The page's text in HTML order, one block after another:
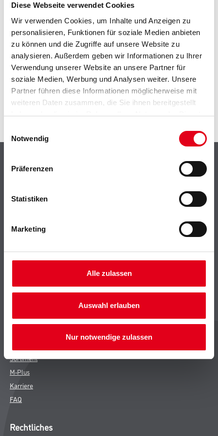
Diese Webseite verwendet Cookies
Wir verwenden Cookies, um Inhalte und Anzeigen zu
personalisieren, Funktionen für soziale Medien anbieten
zu können und die Zugriffe auf unsere Website zu
analysieren. Außerdem geben wir Informationen zu Ihrer
Verwendung unserer Website an unsere Partner für
soziale Medien, Werbung und Analysen weiter. Unsere
Partner führen diese Informationen möglicherweise mit
weiteren Daten zusammen, die Sie ihnen bereitgestellt
haben oder die sie im Rahmen Ihrer Nutzung der Dienste
Notwendig
Präferenzen
Statistiken
Marketing
Alle zulassen
Auswahl erlauben
Nur notwendige zulassen
EIN KLEINER ZWISCHENFALL
IST AUFGETRETEN
Keine Sorge, wir pinseln schon an der Lösung und
werden das Problem so schnell wie möglich beheben.
Erkunden Sie in der Zwischenzeit unseren Online-Shop
und lassen Sie sich inspirieren.
ZURÜCK ZUM ONLINE-SHOP
Trockenbau
Bodenbeläge
Unternehmen
Sortiment
M-Plus
Karriere
FAQ
Rechtliches